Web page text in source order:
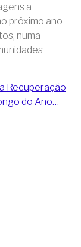
a
próximo ano
numa
Recuperação
do Ano…